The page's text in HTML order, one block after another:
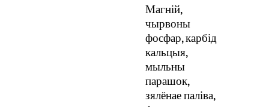
Магній,
чырвоны
фосфар, карбід
кальцыя,
мыльны
парашок,
зялёнае паліва,